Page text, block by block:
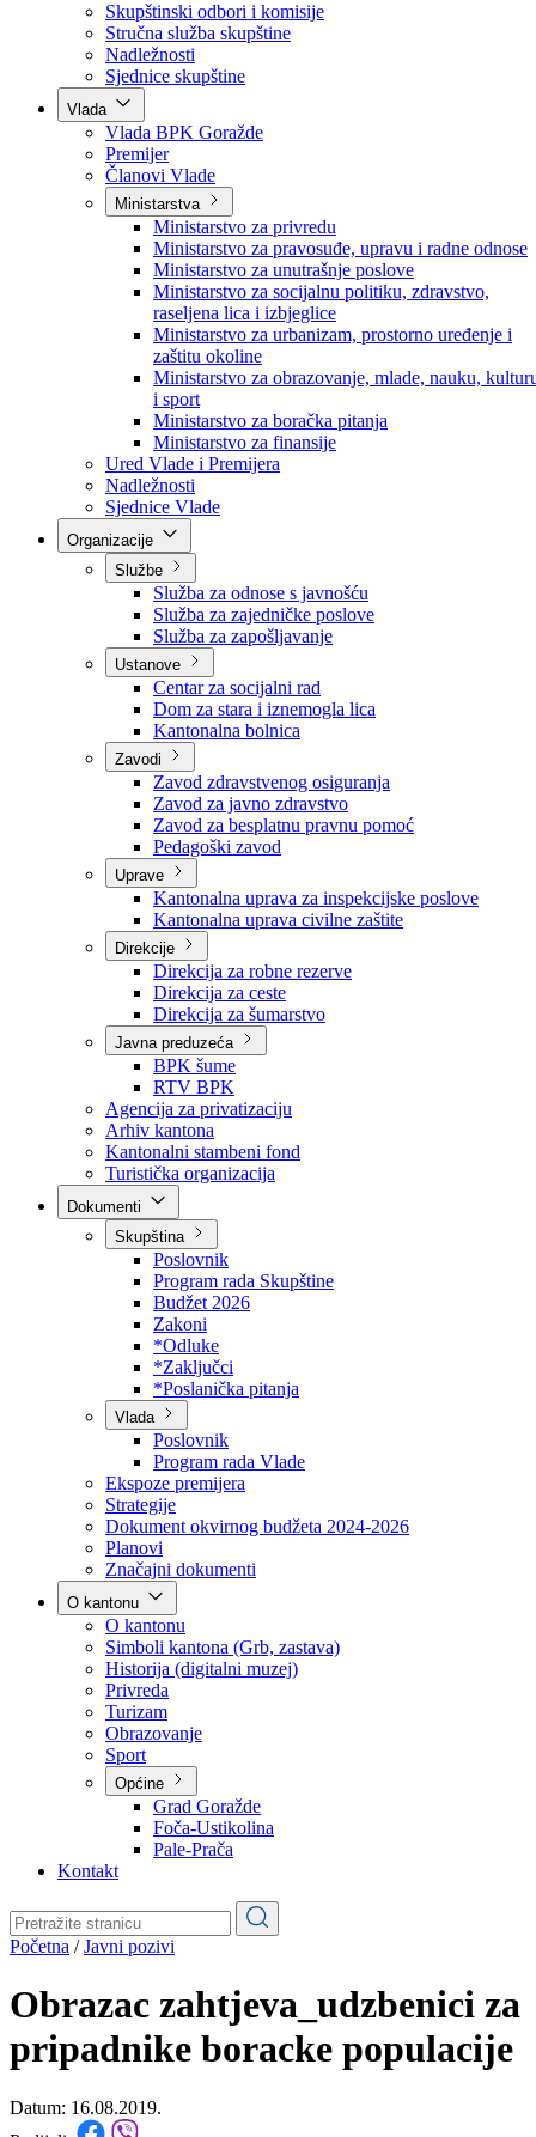
Poslanici po strankama
Poslanici po klubovima naroda
Kolegij skupštine
Skupštinski odbori i komisije
Stručna služba skupštine
Nadležnosti
Sjednice skupštine
Vlada
Vlada BPK Goražde
Premijer
Članovi Vlade
Ministarstva
Ministarstvo za privredu
Ministarstvo za pravosuđe, upravu i radne odnose
Ministarstvo za unutrašnje poslove
Ministarstvo za socijalnu politiku, zdravstvo,
raseljena lica i izbjeglice
Ministarstvo za urbanizam, prostorno uređenje i
zaštitu okoline
Ministarstvo za obrazovanje, mlade, nauku,
i sport
Ministarstvo za boračka pitanja
Ministarstvo za finansije
Ured Vlade i Premijera
Nadležnosti
Sjednice Vlade
Službe
Služba za odnose s javnošću
Služba za zajedničke poslove
Služba za zapošljavanje
Ustanove
Centar za socijalni rad
Dom za stara i iznemogla lica
Kantonalna bolnica
Zavodi
Zavod zdravstvenog osiguranja
Zavod za javno zdravstvo
Zavod za besplatnu pravnu pomoć
Pedagoški zavod
Uprave
Kantonalna uprava za inspekcijske poslove
Kantonalna uprava civilne zaštite
Direkcije
Direkcija za robne rezerve
Direkcija za ceste
Direkcija za šumarstvo
Javna preduzeća
BPK šume
RTV BPK
Agencija za privatizaciju
Arhiv kantona
Kantonalni stambeni fond
Turistička organizacija
Skupština
Poslovnik
Program rada Skupštine
Budžet 2026
Zakoni
*Odluke
*Zaključci
*Poslanička pitanja
Vlada
Poslovnik
Program rada Vlade
Ekspoze premijera
Strategije
Dokument okvirnog budžeta 2024-2026
Planovi
Značajni dokumenti
O kantonu
O kantonu
Simboli kantona (Grb, zastava)
Historija (digitalni muzej)
Privreda
Turizam
Obrazovanje
Općine
Pale-Prača
Kontakt
Početna /Javni pozivi
Obrazac zahtjeva_udzbenici za
pripadnike boracke populacije